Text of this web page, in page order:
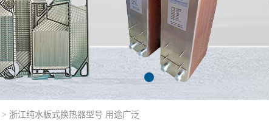
> 浙江纯水板式换热器型号 用途广泛